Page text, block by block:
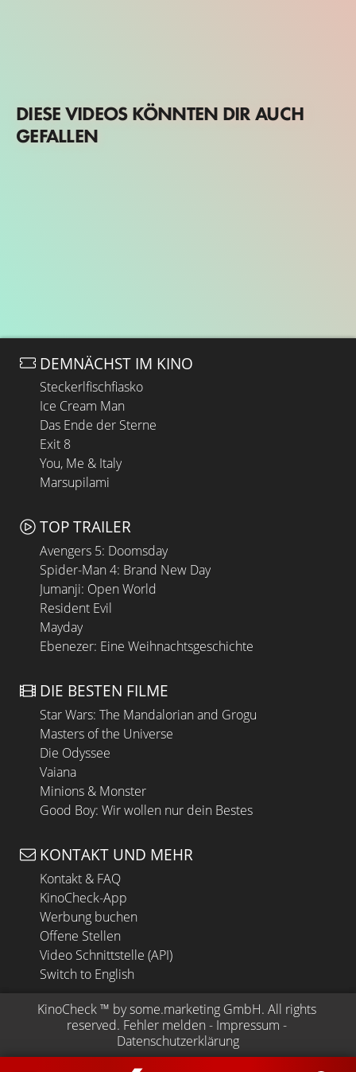
DIESE VIDEOS KÖNNTEN DIR AUCH
GEFALLEN
DEMNÄCHST IM KINO
Steckerlfischfiasko
Ice Cream Man
Das Ende der Sterne
Exit 8
You, Me & Italy
Marsupilami
TOP TRAILER
Avengers 5: Doomsday
Spider-Man 4: Brand New Day
Jumanji: Open World
Resident Evil
Mayday
Ebenezer: Eine Weihnachtsgeschichte
DIE BESTEN FILME
Star Wars: The Mandalorian and Grogu
Masters of the Universe
Die Odyssee
Vaiana
Minions & Monster
Good Boy: Wir wollen nur dein Bestes
KONTAKT UND MEHR
Kontakt & FAQ
KinoCheck-App
Werbung buchen
Offene Stellen
Video Schnittstelle (API)
Switch to English
KinoCheck ™ by some.marketing GmbH. All rights
reserved. Fehler melden - Impressum -
Datenschutzerklärung